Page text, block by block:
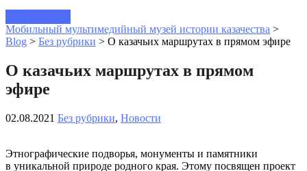
Мобильный мультимедийный музей истории казачества >
Blog > Без рубрики > О казачьих маршрутах в прямом эфире
О казачьих маршрутах в прямом
эфире
02.08.2021 Без рубрики, Новости
Этнографические подворья, монументы и памятники
в уникальной природе родного края. Этому посвящен проект